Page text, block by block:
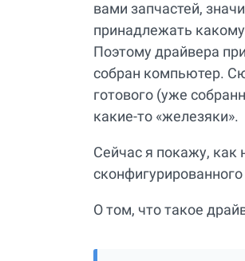
вами запчастей,
принадлежать
Поэтому драйвера
собран компьютер.
готового (уже
какие-то «железяки».
Сейчас я покажу, как
О том, что такое